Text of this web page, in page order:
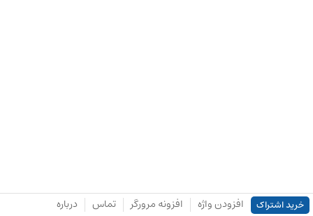
خرید اشتراک افزودن واژه افزونه مرورگر تماس درباره